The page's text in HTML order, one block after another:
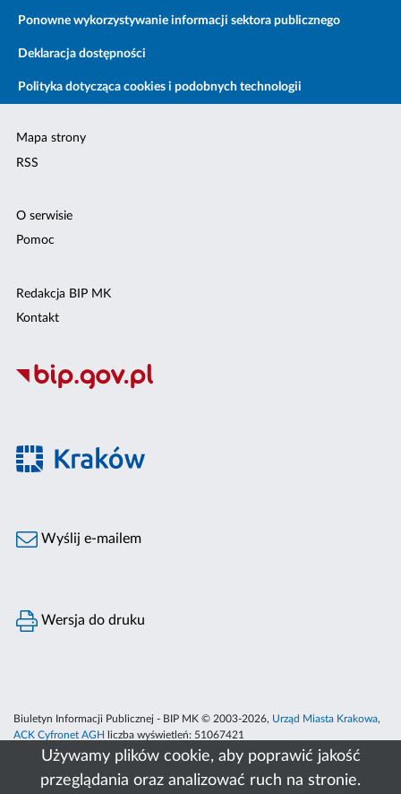
Używamy plików cookie, aby poprawić jakość
przeglądania oraz analizować ruch na stronie.
Ponowne wykorzystywanie informacji sektora publicznego
Deklaracja dostępności
Polityka dotycząca cookies i podobnych technologii
Mapa strony
RSS
O serwisie
Pomoc
Redakcja BIP MK
Kontakt
Wyślij e-mailem
Wersja do druku
Biuletyn Informacji Publicznej - BIP MK © 2003-2026, Urząd Miasta Krakowa,
ACK Cyfronet AGH
liczba wyświetleń: 51067421